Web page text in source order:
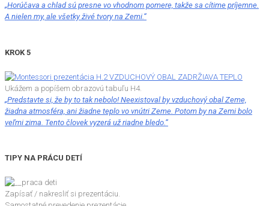
„Horúčava a chlad sú presne vo vhodnom pomere, takže sa cítime príjemne.
A nielen my, ale všetky živé tvory na Zemi.“
KROK 5
Ukážem a popíšem obrazovú tabuľu H4.
„Predstavte si, že by to tak nebolo! Neexistoval by vzduchový obal Zeme,
žiadna atmosféra, ani žiadne teplo vo vnútri Zeme. Potom by na Zemi bolo
veľmi zima. Tento človek vyzerá už riadne bledo.“
TIPY NA PRÁCU DETÍ
Zapísať / nakresliť si prezentáciu.